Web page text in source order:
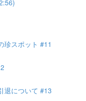
珍スポット #11
退について #13